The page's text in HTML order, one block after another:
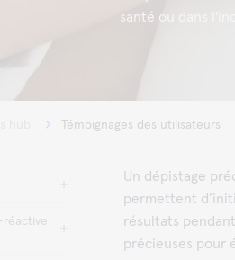
santé ou dans
Témoignages des utilisateurs
Un dépistage
permettent
résultats
précieuses pour